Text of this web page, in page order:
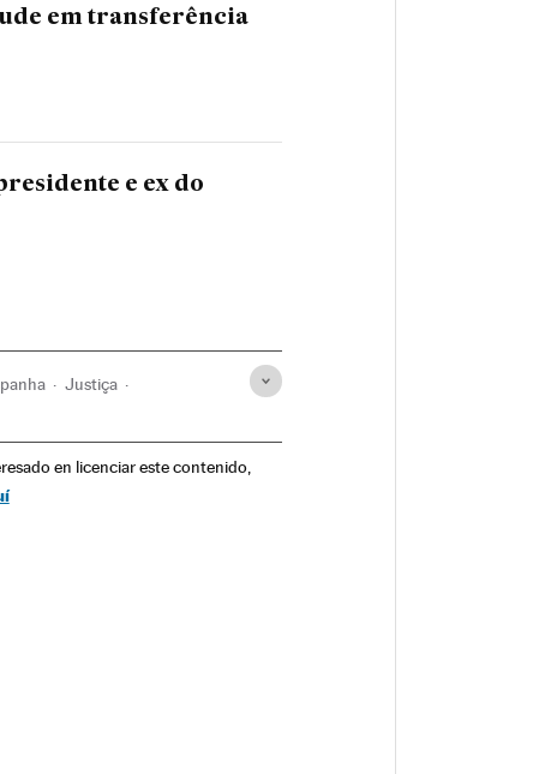
em transferência
e ex do
Justiça
en licenciar este contenido,